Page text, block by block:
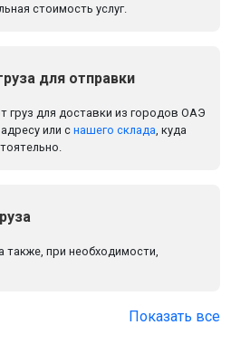
стоимость услуг.
для отправки
груз для доставки из городов ОАЭ
или с нашего склада , куда
при необходимости,
Показать все